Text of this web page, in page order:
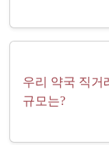
우리 약국 직거
규모는?